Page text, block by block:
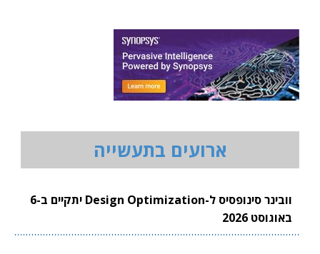
ארועים בתעשייה
וובינר סינופסיס ל-Design Optimization יתקיים ב-6
באוגוסט 2026